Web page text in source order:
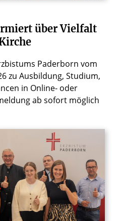
über Vielfalt
Paderborn vom
zu Ausbildung, Studium,
in Online- oder
ab sofort möglich